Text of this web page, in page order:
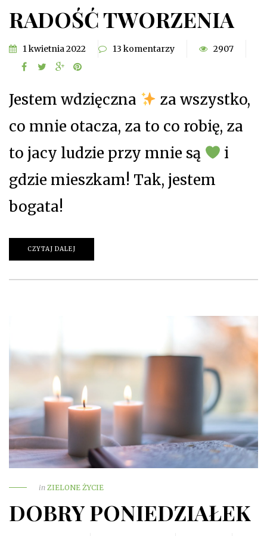
RADOŚĆ TWORZENIA
1 kwietnia 2022 13 komentarzy 2907
Jestem wdzięczna
za wszystko,
co mnie otacza, za to co robię, za
to jacy ludzie przy mnie są
i
gdzie mieszkam! Tak, jestem
bogata!
CZYTAJ DALEJ
in ZIELONE ŻYCIE
DOBRY PONIEDZIAŁEK